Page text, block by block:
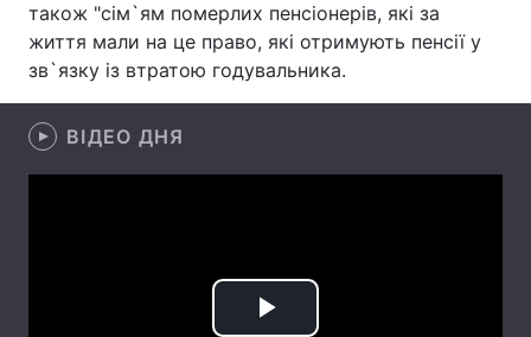
Цікавинки Погода
Екологія
Лонгріди
також "сім`ям померлих пенсіонерів, які за
життя мали на це право, які отримують пенсії у
зв`язку із втратою годувальника.
ВІДЕО ДНЯ